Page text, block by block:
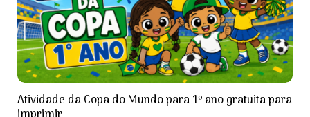
Atividade da Copa do Mundo para 1º ano gratuita para